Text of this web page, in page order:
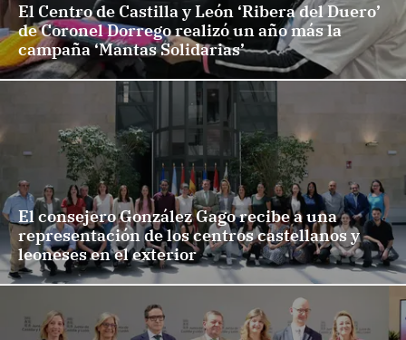
El Centro de Castilla y León ‘Ribera del Duero’
de Coronel Dorrego realizó un año más la
campaña ‘Mantas Solidarias’
El consejero González Gago recibe a una
representación de los centros castellanos y
leoneses en el exterior